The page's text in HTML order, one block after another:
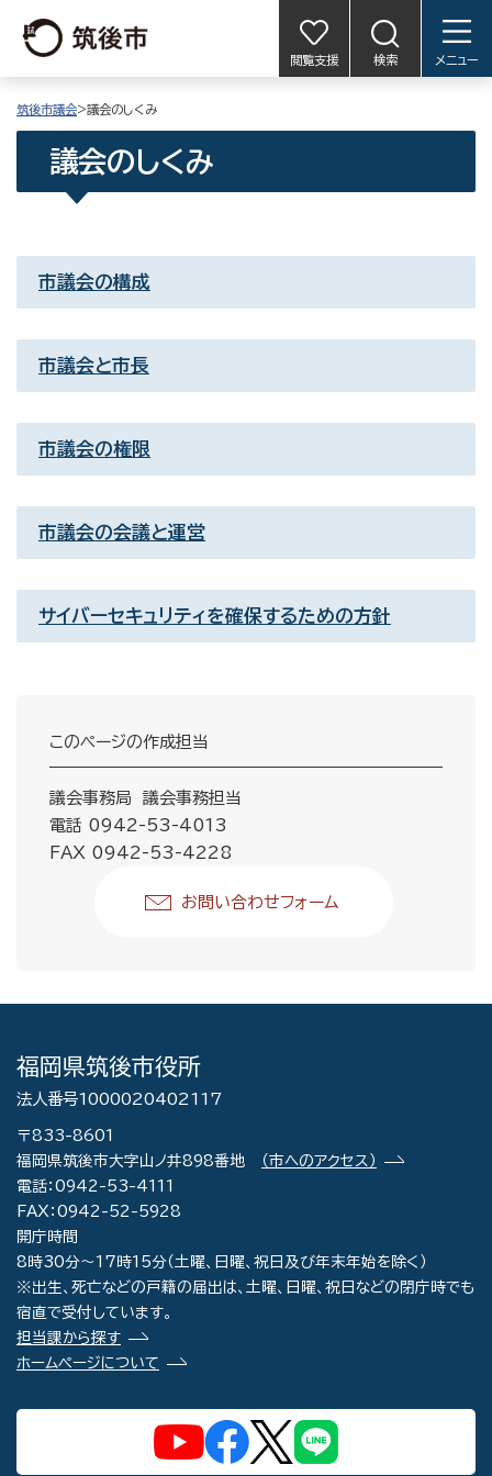
閲覧支援 検索 メニュー
筑後市議会>議会のしくみ
議会のしくみ
市議会の構成
市議会と市長
市議会の権限
市議会の会議と運営
サイバーセキュリティを確保するための方針
このページの作成担当
議会事務局 議会事務担当
電話 0942-53-4013
FAX 0942-53-4228
お問い合わせフォーム
福岡県筑後市役所
法人番号1000020402117
〒833-8601
福岡県筑後市大字山ノ井898番地
（市へのアクセス）
電話：0942-53-4111
FAX：0942-52-5928
開庁時間
8時30分～17時15分（土曜、日曜、祝日及び年末年始を除く）
※出生、死亡などの戸籍の届出は、土曜、日曜、祝日などの閉庁時でも
宿直で受付しています。
担当課から探す
ホームページについて